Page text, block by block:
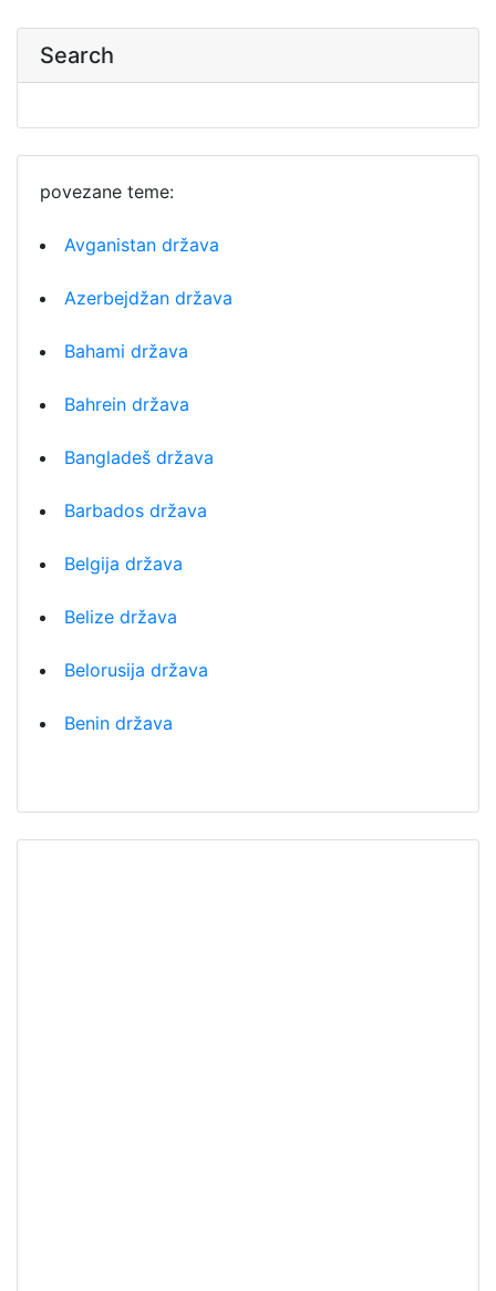
Search
povezane teme:
Avganistan država
Azerbejdžan država
Bahami država
Bahrein država
Bangladeš država
Barbados država
Belgija država
Belize država
Belorusija država
Benin država